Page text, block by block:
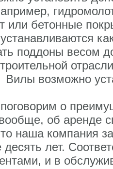
или бетонные
поддоны весом
возможно
о
об аренде
наша компания
десять лет.
и в